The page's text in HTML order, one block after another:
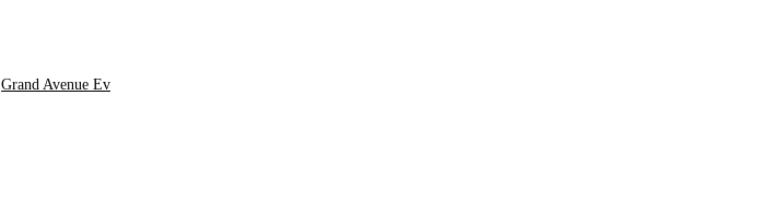
Grand Avenue Ev